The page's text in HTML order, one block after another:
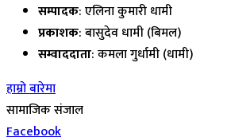
सम्पादक: एलिना कुमारी धामी
प्रकाशक: बासुदेव धामी (बिमल)
सम्वाददाता: कमला गुर्धामी (धामी)
हाम्रो बारेमा
सामाजिक संजाल
Facebook